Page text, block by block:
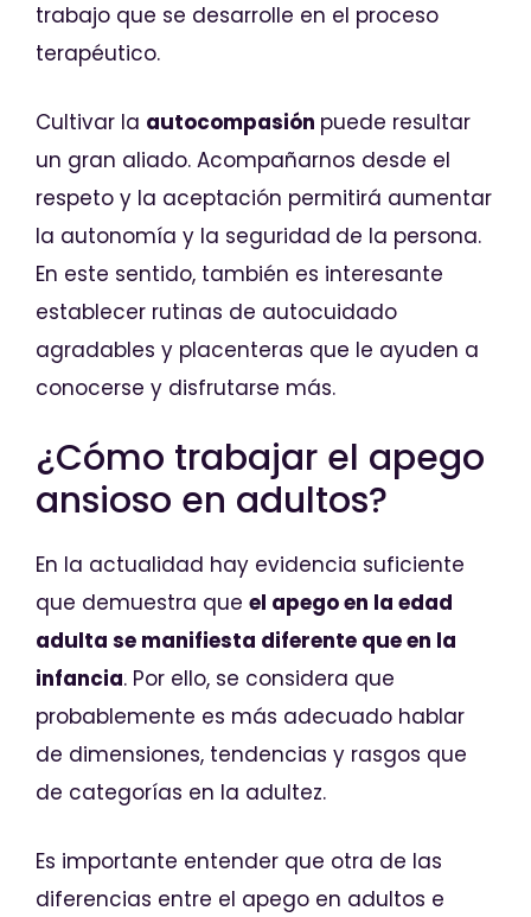
trabajo que se desarrolle en el proceso
terapéutico.
Cultivar la autocompasión puede resultar
un gran aliado. Acompañarnos desde el
respeto y la aceptación permitirá aumentar
la autonomía y la seguridad de la persona.
En este sentido, también es interesante
establecer rutinas de autocuidado
agradables y placenteras que le ayuden a
conocerse y disfrutarse más.
¿Cómo trabajar el apego
ansioso en adultos?
En la actualidad hay evidencia suficiente
que demuestra que el apego en la edad
adulta se manifiesta diferente que en la
infancia. Por ello, se considera que
probablemente es más adecuado hablar
de dimensiones, tendencias y rasgos que
de categorías en la adultez.
Es importante entender que otra de las
diferencias entre el apego en adultos e